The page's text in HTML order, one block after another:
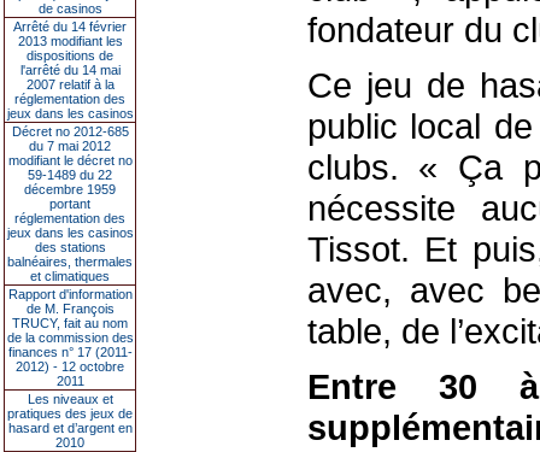
de casinos
Arrêté du 14 février
2013 modifiant les
dispositions de
l'arrêté du 14 mai
2007 relatif à la
réglementation des
jeux dans les casinos
Décret no 2012-685
du 7 mai 2012
modifiant le décret no
59-1489 du 22
décembre 1959
portant
réglementation des
jeux dans les casinos
des stations
balnéaires, thermales
et climatiques
Rapport d'information
de M. François
TRUCY, fait au nom
de la commission des
finances n° 17 (2011-
2012) - 12 octobre
2011
Les niveaux et
pratiques des jeux de
hasard et d’argent en
2010
fondateur du
Ce jeu de
public local
clubs. « Ça
nécessite
Tissot. Et
avec, avec
table, de
Entre 30